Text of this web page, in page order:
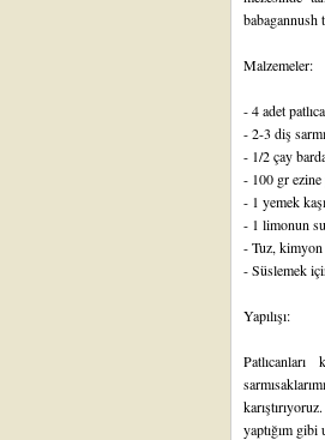
Malzemeler:
- 4 adet
- 2-3 diş
- 1/2 çay
- 100 gr
- 1 yemek
- 1 limonun
- Tuz, kimyon
- Süslemek
Yapılışı:
yaptığım